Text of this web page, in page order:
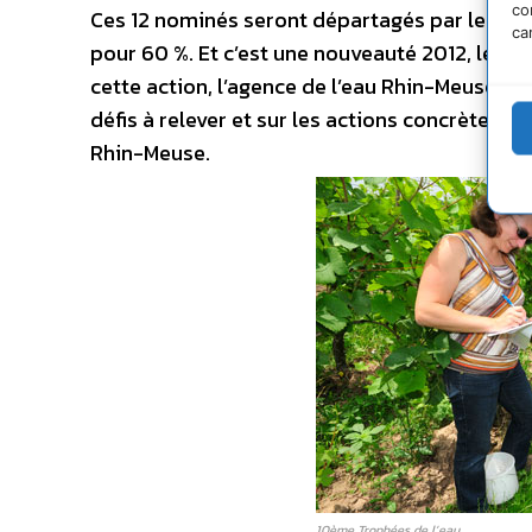
Ces 12 nominés seront départagés par les
pour 60 %. Et c’est une nouveauté 2012, le
cette action, l’agence de l’eau Rhin-
défis à relever et sur les actions concrètes
Rhin-Meuse.